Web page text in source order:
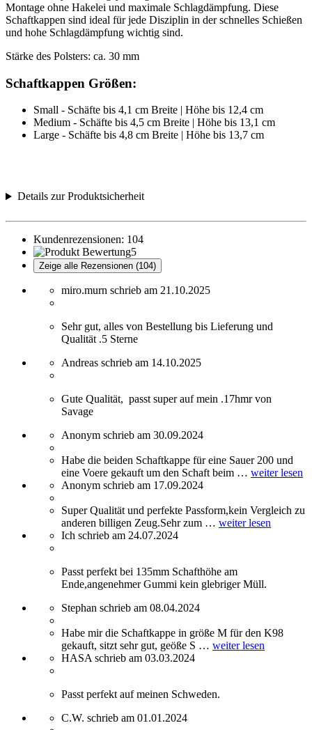
Montage ohne Hakelei und maximale Schlagdämpfung. Diese
Schaftkappen sind ideal für jede Disziplin in der schnelles Schießen
und hohe Schlagdämpfung wichtig sind.
Stärke des Polsters: ca. 30 mm
Schaftkappen Größen:
Small - Schäfte bis 4,1 cm Breite | Höhe bis 12,4 cm
Medium - Schäfte bis 4,5 cm Breite | Höhe bis 13,1 cm
Large - Schäfte bis 4,8 cm Breite | Höhe bis 13,7 cm
Details zur Produktsicherheit
Kundenrezensionen: 104
5
Zeige alle Rezensionen (104)
miro.murn schrieb am 21.10.2025
Sehr gut, alles von Bestellung bis Lieferung und
Qualität .5 Sterne
Andreas schrieb am 14.10.2025
Gute Qualität, passt super auf mein .17hmr von
Savage
Anonym schrieb am 30.09.2024
Habe die beiden Schaftkappe für eine Sauer 200 und
eine Voere gekauft um den Schaft beim … weiter lesen
Anonym schrieb am 17.09.2024
Super Qualität und perfekte Passform,kein Vergleich zu
anderen billigen Zeug.Sehr zum … weiter lesen
Ich schrieb am 24.07.2024
Passt perfekt bei 135mm Schafthöhe am
Ende,angenehmer Gummi kein glebriger Müll.
Stephan schrieb am 08.04.2024
Habe mir die Schaftkappe in größe M für den K98
gekauft, sitzt sehr gut, geöße S … weiter lesen
HASA schrieb am 03.03.2024
Passt perfekt auf meinen Schweden.
C.W. schrieb am 01.01.2024